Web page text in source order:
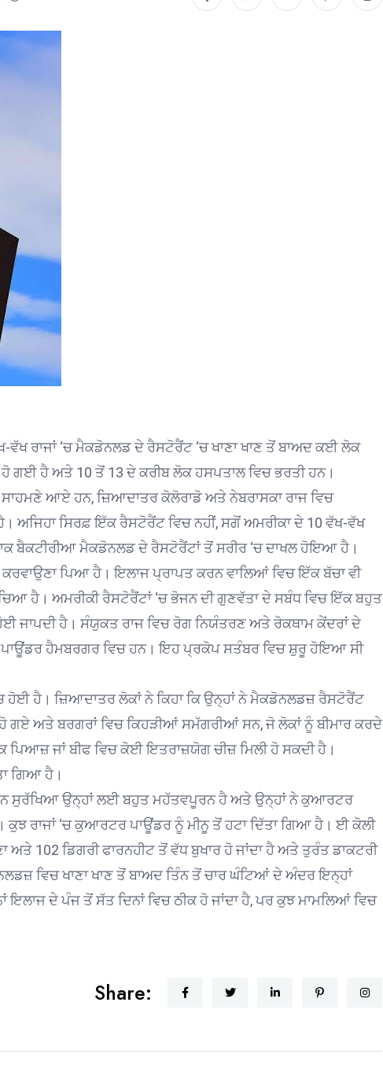
ਰਾਜਾਂ ‘ਚ ਮੈਕਡੋਨਲਡ ਦੇ ਰੈਸਟੋਰੈਂਟ ‘ਚ ਖਾਣਾ ਖਾਣ ਤੋਂ ਬਾਅਦ ਕਈ ਲੋਕ
ਗਈ ਹੈ ਅਤੇ 10 ਤੋਂ 13 ਦੇ ਕਰੀਬ ਲੋਕ ਹਸਪਤਾਲ ਵਿਚ ਭਰਤੀ ਹਨ।
ਆਏ ਹਨ, ਜ਼ਿਆਦਾਤਰ ਕੋਲੋਰਾਡੋ ਅਤੇ ਨੇਬਰਾਸਕਾ ਰਾਜ ਵਿਚ
ਅਜਿਹਾ ਸਿਰਫ਼ ਇੱਕ ਰੈਸਟੋਰੈਂਟ ਵਿਚ ਨਹੀਂ, ਸਗੋਂ ਅਮਰੀਕਾ ਦੇ 10 ਵੱਖ-ਵੱਖ
ਬੈਕਟੀਰੀਆ ਮੈਕਡੋਨਲਡ ਦੇ ਰੈਸਟੋਰੈਂਟਾਂ ਤੋਂ ਸਰੀਰ ‘ਚ ਦਾਖਲ ਹੋਇਆ ਹੈ।
ਪਿਆ ਹੈ। ਇਲਾਜ ਪ੍ਰਾਪਤ ਕਰਨ ਵਾਲਿਆਂ ਵਿਚ ਇੱਕ ਬੱਚਾ ਵੀ
ਹੈ। ਅਮਰੀਕੀ ਰੈਸਟੋਰੈਂਟਾਂ ‘ਚ ਭੋਜਨ ਦੀ ਗੁਣਵੱਤਾ ਦੇ ਸਬੰਧ ਵਿਚ ਇੱਕ ਬਹੁਤ
ਹੈ। ਸੰਯੁਕਤ ਰਾਜ ਵਿਚ ਰੋਗ ਨਿਯੰਤਰਣ ਅਤੇ ਰੋਕਥਾਮ ਕੇਂਦਰਾਂ ਦੇ
ਹੈਮਬਰਗਰ ਵਿਚ ਹਨ। ਇਹ ਪ੍ਰਕੋਪ ਸਤੰਬਰ ਵਿਚ ਸ਼ੁਰੂ ਹੋਇਆ ਸੀ
ਹੈ। ਜ਼ਿਆਦਾਤਰ ਲੋਕਾਂ ਨੇ ਕਿਹਾ ਕਿ ਉਨ੍ਹਾਂ ਨੇ ਮੈਕਡੋਨਲਡਜ਼ ਰੈਸਟੋਰੈਂਟ
ਗਏ ਅਤੇ ਬਰਗਰਾਂ ਵਿਚ ਕਿਹੜੀਆਂ ਸਮੱਗਰੀਆਂ ਸਨ, ਜੋ ਲੋਕਾਂ ਨੂੰ ਬੀਮਾਰ ਕਰਦੇ
ਜਾਂ ਬੀਫ ਵਿਚ ਕੋਈ ਇਤਰਾਜ਼ਯੋਗ ਚੀਜ਼ ਮਿਲੀ ਹੋ ਸਕਦੀ ਹੈ।
ਗਿਆ ਹੈ।
ਸੁਰੱਖਿਆ ਉਨ੍ਹਾਂ ਲਈ ਬਹੁਤ ਮਹੱਤਵਪੂਰਨ ਹੈ ਅਤੇ ਉਨ੍ਹਾਂ ਨੇ ਕੁਆਰਟਰ
ਰਾਜਾਂ ‘ਚ ਕੁਆਰਟਰ ਪਾਊਂਡਰ ਨੂੰ ਮੀਨੂ ਤੋਂ ਹਟਾ ਦਿੱਤਾ ਗਿਆ ਹੈ। ਈ ਕੋਲੀ
102 ਡਿਗਰੀ ਫਾਰਨਹੀਟ ਤੋਂ ਵੱਧ ਬੁਖਾਰ ਹੋ ਜਾਂਦਾ ਹੈ ਅਤੇ ਤੁਰੰਤ ਡਾਕਟਰੀ
ਵਿਚ ਖਾਣਾ ਖਾਣ ਤੋਂ ਬਾਅਦ ਤਿੰਨ ਤੋਂ ਚਾਰ ਘੰਟਿਆਂ ਦੇ ਅੰਦਰ ਇਨ੍ਹਾਂ
ਇਲਾਜ ਦੇ ਪੰਜ ਤੋਂ ਸੱਤ ਦਿਨਾਂ ਵਿਚ ਠੀਕ ਹੋ ਜਾਂਦਾ ਹੈ, ਪਰ ਕੁਝ ਮਾਮਲਿਆਂ ਵਿਚ
Share: